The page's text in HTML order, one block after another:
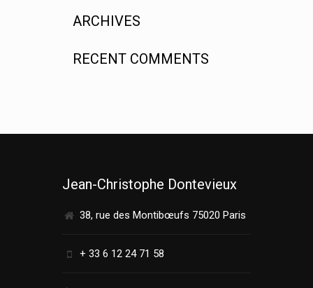
ARCHIVES
RECENT COMMENTS
Jean-Christophe Dontevieux
38, rue des Montibœufs 75020 Paris
+ 33 6 12 24 71 58